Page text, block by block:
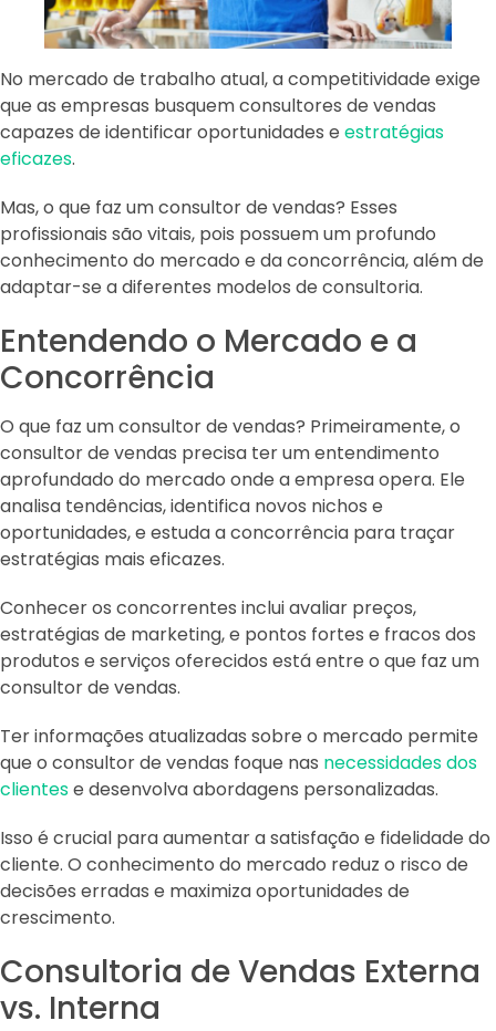
No mercado de trabalho atual, a competitividade exige
que as empresas busquem consultores de vendas
capazes de identificar oportunidades e estratégias
eficazes.
Mas, o que faz um consultor de vendas? Esses
profissionais são vitais, pois possuem um profundo
conhecimento do mercado e da concorrência, além de
adaptar-se a diferentes modelos de consultoria.
Entendendo o Mercado e a
Concorrência
O que faz um consultor de vendas? Primeiramente, o
consultor de vendas precisa ter um entendimento
aprofundado do mercado onde a empresa opera. Ele
analisa tendências, identifica novos nichos e
oportunidades, e estuda a concorrência para traçar
estratégias mais eficazes.
Conhecer os concorrentes inclui avaliar preços,
estratégias de marketing, e pontos fortes e fracos dos
produtos e serviços oferecidos está entre o que faz um
consultor de vendas.
Ter informações atualizadas sobre o mercado permite
que o consultor de vendas foque nas necessidades dos
clientese desenvolva abordagens personalizadas.
Isso é crucial para aumentar a satisfação e fidelidade do
cliente. O conhecimento do mercado reduz o risco de
decisões erradas e maximiza oportunidades de
crescimento.
Consultoria de Vendas Externa
vs. Interna